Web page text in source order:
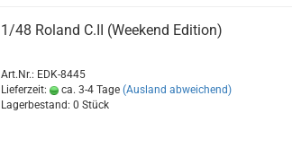
1/48 Roland C.II (Weekend Edition)
Art.Nr.: EDK-8445
Lieferzeit:
ca. 3-4 Tage (Ausland abweichend)
Lagerbestand: 0 Stück